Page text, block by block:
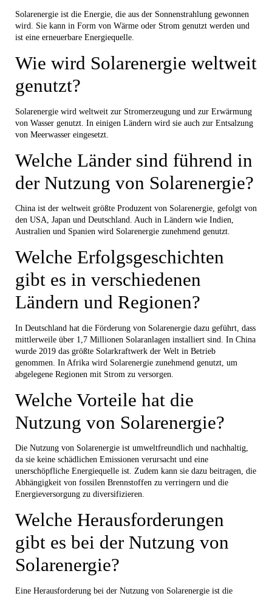
Solarenergie ist die Energie, die aus der Sonnenstrahlung gewonnen
wird. Sie kann in Form von Wärme oder Strom genutzt werden und
ist eine erneuerbare Energiequelle.
Wie wird Solarenergie weltweit
genutzt?
Solarenergie wird weltweit zur Stromerzeugung und zur Erwärmung
von Wasser genutzt. In einigen Ländern wird sie auch zur Entsalzung
von Meerwasser eingesetzt.
Welche Länder sind führend in
der Nutzung von Solarenergie?
China ist der weltweit größte Produzent von Solarenergie, gefolgt von
den USA, Japan und Deutschland. Auch in Ländern wie Indien,
Australien und Spanien wird Solarenergie zunehmend genutzt.
Welche Erfolgsgeschichten
gibt es in verschiedenen
Ländern und Regionen?
In Deutschland hat die Förderung von Solarenergie dazu geführt, dass
mittlerweile über 1,7 Millionen Solaranlagen installiert sind. In China
wurde 2019 das größte Solarkraftwerk der Welt in Betrieb
genommen. In Afrika wird Solarenergie zunehmend genutzt, um
abgelegene Regionen mit Strom zu versorgen.
Welche Vorteile hat die
Nutzung von Solarenergie?
Die Nutzung von Solarenergie ist umweltfreundlich und nachhaltig,
da sie keine schädlichen Emissionen verursacht und eine
unerschöpfliche Energiequelle ist. Zudem kann sie dazu beitragen, die
Abhängigkeit von fossilen Brennstoffen zu verringern und die
Energieversorgung zu diversifizieren.
Welche Herausforderungen
gibt es bei der Nutzung von
Solarenergie?
Eine Herausforderung bei der Nutzung von Solarenergie ist die